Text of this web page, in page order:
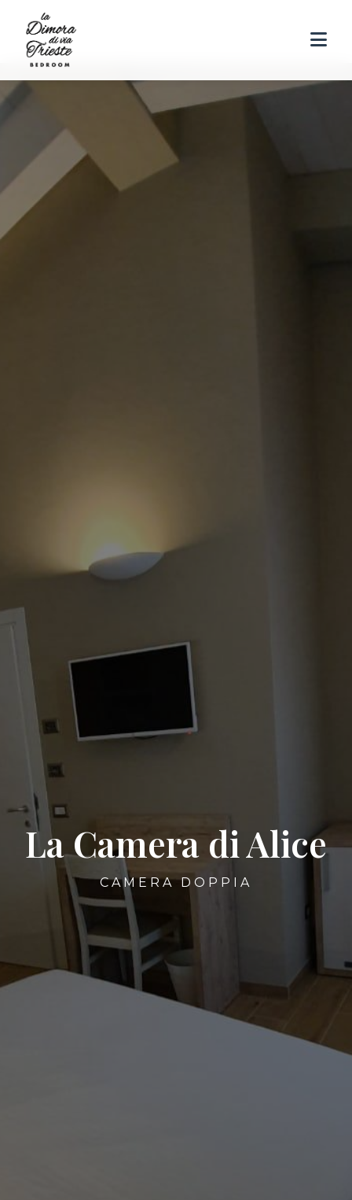
La Camera di Alice
CAMERA DOPPIA